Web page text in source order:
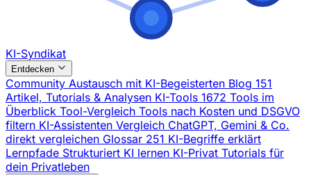
KI-Syndikat
Entdecken
Community Austausch mit KI-Begeisterten Blog 151
Artikel, Tutorials & Analysen KI-Tools 1672 Tools im
Überblick Tool-Vergleich Tools nach Kosten und DSGVO
filtern KI-Assistenten Vergleich ChatGPT, Gemini & Co.
direkt vergleichen Glossar 251 KI-Begriffe erklärt
Lernpfade Strukturiert KI lernen KI-Privat Tutorials für
dein Privatleben